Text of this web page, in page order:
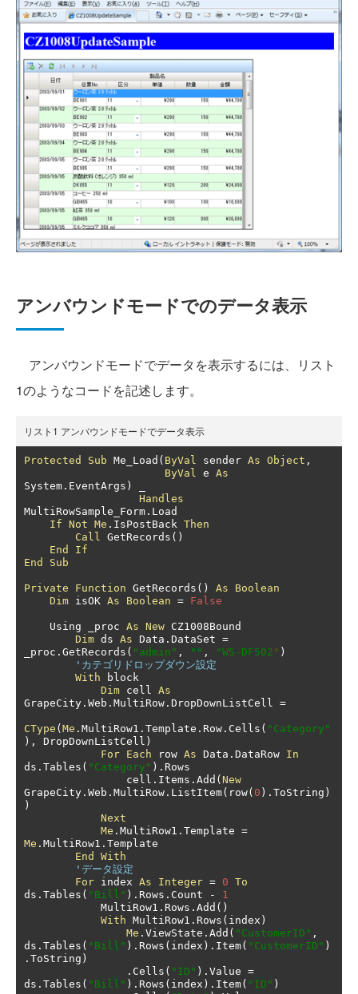
アンバウンドモードでのデータ表示
アンバウンドモードでデータを表示するには、リスト
1のようなコードを記述します。
リスト1 アンバウンドモードでデータ表示
Protected Sub Me_Load ( ByVal sender As Object ,
ByVal e As
System . EventArgs )
Handles
MultiRowSample_Form . Load
If
Not Me . IsPostBack Then
Call GetRecords ()
End
If
End
Sub
Private Function GetRecords () As
Boolean
Dim isOK As Boolean = False
    Using _proc
As New CZ1008Bound
Dim ds As Data . DataSet =
_proc . GetRecords ( "admin" , "" , "WS-DF502" )
'カテゴリドロップダウン設定
With block
Dim cell As
GrapeCity . Web . MultiRow . DropDownListCell =
CType ( Me . MultiRow1 . Template . Row . Cells ( "Category"
),
DropDownListCell )
For Each row As Data . DataRow In
ds . Tables ( "Category" ). Rows
                cell
. Items . Add ( New
GrapeCity . Web . MultiRow . ListItem( row( 0 ). ToString )
)
Next
Me . MultiRow1 . Template =
Me . MultiRow1 . Template
End
With
'データ設定
For index As Integer = 0 To
ds . Tables ( "Bill" ). Rows . Count -
1
            MultiRow1
. Rows . Add ()
With MultiRow1 . Rows ( index )
Me . ViewState . Add ( "CustomerID" ,
ds . Tables ( "Bill" ). Rows ( index ). Item( "CustomerID" )
. ToString )
. Cells ( "ID" ). Value =
ds . Tables ( "Bill" ). Rows ( index ). Item( "ID" )